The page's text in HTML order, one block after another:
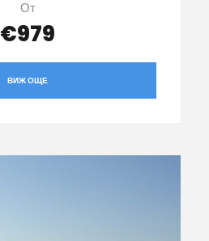
От
€979
ВИЖ ОЩЕ